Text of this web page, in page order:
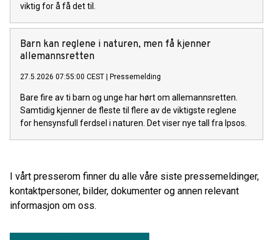
viktig for å få det til.
Barn kan reglene i naturen, men få kjenner
allemannsretten
27.5.2026 07:55:00 CEST | Pressemelding
Bare fire av ti barn og unge har hørt om allemannsretten.
Samtidig kjenner de fleste til flere av de viktigste reglene
for hensynsfull ferdsel i naturen. Det viser nye tall fra Ipsos.
I vårt presserom finner du alle våre siste pressemeldinger,
kontaktpersoner, bilder, dokumenter og annen relevant
informasjon om oss.